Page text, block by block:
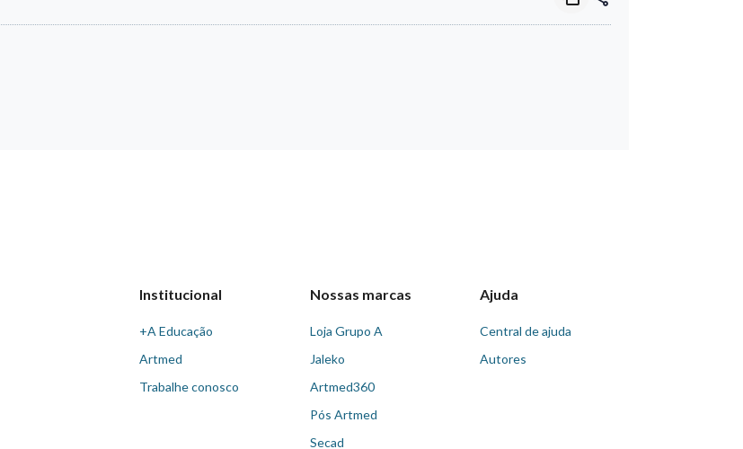
Institucional
+A Educação
Artmed
Trabalhe conosco
Nossas marcas
Loja Grupo A
Jaleko
Artmed360
Pós Artmed
Secad
Ajuda
Central de ajuda
Autores